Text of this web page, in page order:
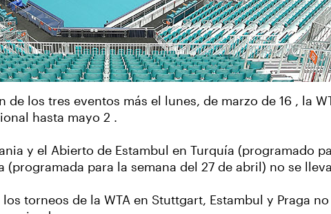
de los tres eventos más el lunes, de marzo de 16 , la
hasta mayo 2 .
y el Abierto de Estambul en Turquía (programado
(programada para la semana del 27 de abril) no se
torneos de la WTA en Stuttgart, Estambul y Praga